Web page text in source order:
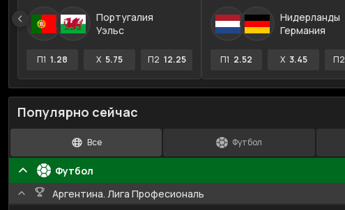
Португалия
Уэльс
П1 1.28 X 5.75 П2 12.25
Нидерланды
Германия
П1 2.52 X 3.45 П2
Популярно сейчас
Все Футбол
Футбол
Аргентина. Лига Професиональ